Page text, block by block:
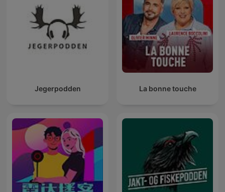
Jegerpodden La bonne touche